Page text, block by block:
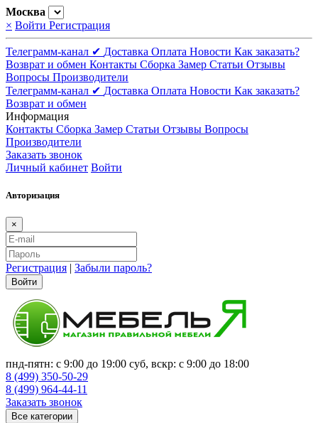
Москва
× Войти Регистрация
Телеграмм-канал ✔ Доставка Оплата Новости Как заказать?
Возврат и обмен Контакты Сборка Замер Статьи Отзывы
Вопросы Производители
Телеграмм-канал ✔ Доставка Оплата Новости Как заказать?
Возврат и обмен
Информация
Контакты Сборка Замер Статьи Отзывы Вопросы
Производители
Заказать звонок
Личный кабинет Войти
Авторизация
×
Регистрация | Забыли пароль?
Войти
пнд-пятн: с 9:00 до 19:00 суб, вскр: с 9:00 до 18:00
8 (499) 350-50-29
8 (499) 964-44-11
Заказать звонок
Все категории